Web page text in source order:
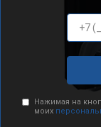
Нажимая на
моих